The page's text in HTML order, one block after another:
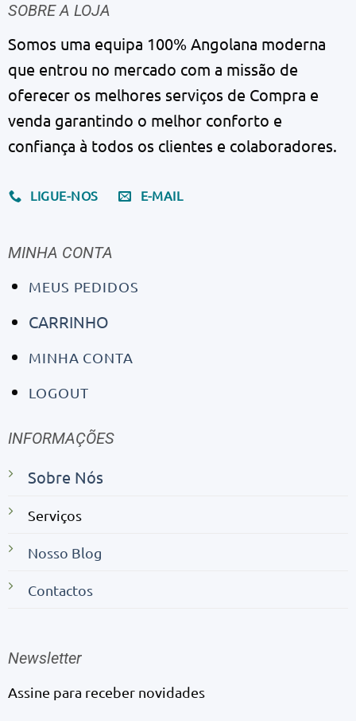
SOBRE A LOJA
Somos uma equipa 100% Angolana moderna
que entrou no mercado com a missão de
oferecer os melhores serviços de Compra e
venda garantindo o melhor conforto e
confiança à todos os clientes e colaboradores.
LIGUE-NOS E-MAIL
MINHA CONTA
MEUS PEDIDOS
CARRINHO
MINHA CONTA
LOGOUT
INFORMAÇÕES
Sobre Nós
Serviços
Nosso Blog
Contactos
Newsletter
Assine para receber novidades